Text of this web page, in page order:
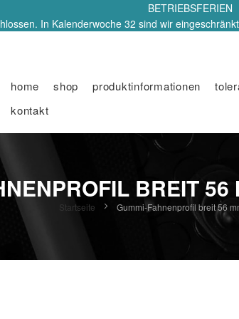
BETRIEBSFERIEN
In Kalenderwoche 32 sind wir
home shop produktinformationen
kontakt
BREIT
Startseite Gummi-Fahnenprofil breit 56